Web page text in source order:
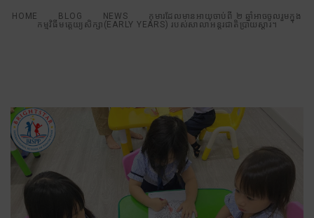
HOME BLOG NEWS
កុមារដែលមានអាយុចាប់ពី ២ ឆ្នាំអាចចូលរួមក្នុង
កម្មវិធីមត្តេយ្យសិក្សា(EARLY YEARS) របស់សាលាអន្តរជាតិប្រាយស្តារ។